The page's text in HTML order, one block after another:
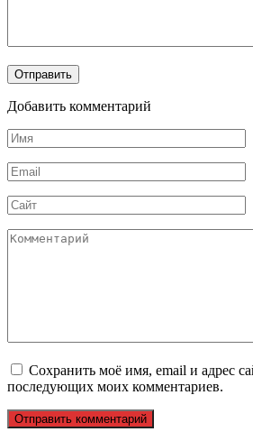
Добавить комментарий
Имя
*
Email
*
Сайт
Комментарий
Сохранить моё имя, email и адрес
последующих моих комментариев.